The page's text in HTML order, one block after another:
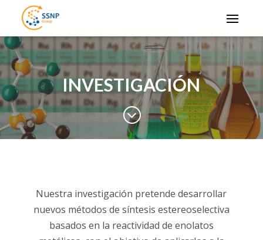
INVESTIGACIÓN
;
Nuestra investigación pretende desarrollar
nuevos métodos de síntesis estereoselectiva
basados en la reactividad de enolatos